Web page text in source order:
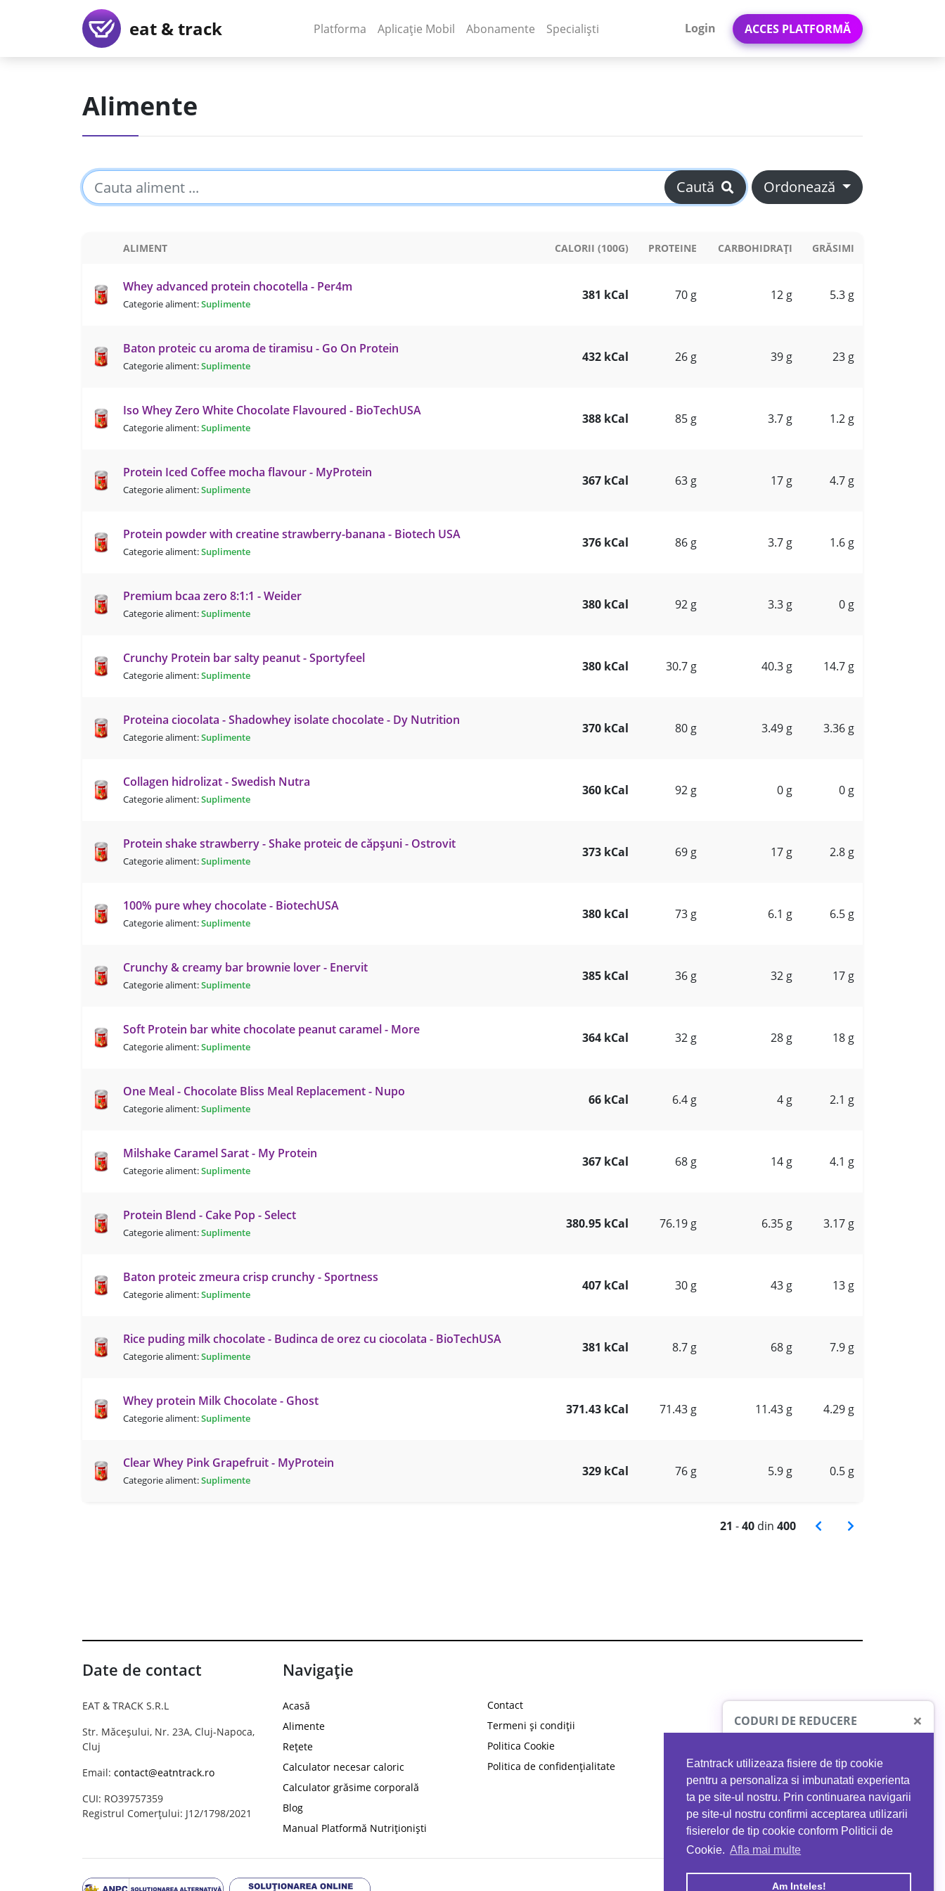
Eatntrack utilizeaza fisiere de tip cookie
pentru a personaliza si imbunatati experienta
ta pe site-ul nostru. Prin continuarea navigarii
pe site-ul nostru confirmi acceptarea utilizarii
fisierelor de tip cookie conform Politicii de
Cookie. Afla mai multe
Am Inteles!
eat & track Platforma (current)
Aplicație Mobil (current)
Abonamente Specialiști Login ACCES PLATFORMĂ
Alimente
Caută Ordonează
ALIMENT CALORII (100G) PROTEINE CARBOHIDRAȚI GRĂSIMI
Whey advanced protein chocotella - Per4m
Categorie aliment:Suplimente
381 kCal 70 g 12 g 5.3 g
Baton proteic cu aroma de tiramisu - Go On Protein
Categorie aliment:Suplimente
432 kCal 26 g 39 g 23 g
Iso Whey Zero White Chocolate Flavoured - BioTechUSA
Categorie aliment:Suplimente
388 kCal 85 g 3.7 g 1.2 g
Protein Iced Coffee mocha flavour - MyProtein
Categorie aliment:Suplimente
367 kCal 63 g 17 g 4.7 g
Protein powder with creatine strawberry-banana - Biotech USA
Categorie aliment:Suplimente
376 kCal 86 g 3.7 g 1.6 g
Premium bcaa zero 8:1:1 - Weider
Categorie aliment:Suplimente
380 kCal 92 g 3.3 g 0 g
Crunchy Protein bar salty peanut - Sportyfeel
Categorie aliment:Suplimente
380 kCal 30.7 g 40.3 g 14.7 g
Proteina ciocolata - Shadowhey isolate chocolate - Dy Nutrition
Categorie aliment:Suplimente
370 kCal 80 g 3.49 g 3.36 g
Collagen hidrolizat - Swedish Nutra
Categorie aliment:Suplimente
360 kCal 92 g 0 g 0 g
Protein shake strawberry - Shake proteic de căpșuni - Ostrovit
Categorie aliment:Suplimente
373 kCal 69 g 17 g 2.8 g
100% pure whey chocolate - BiotechUSA
Categorie aliment:Suplimente
380 kCal 73 g 6.1 g 6.5 g
Crunchy & creamy bar brownie lover - Enervit
Categorie aliment:Suplimente
385 kCal 36 g 32 g 17 g
Soft Protein bar white chocolate peanut caramel - More
Categorie aliment:Suplimente
364 kCal 32 g 28 g 18 g
One Meal - Chocolate Bliss Meal Replacement - Nupo
Categorie aliment:Suplimente
66 kCal 6.4 g 4 g 2.1 g
Milshake Caramel Sarat - My Protein
Categorie aliment:Suplimente
367 kCal 68 g 14 g 4.1 g
Protein Blend - Cake Pop - Select
Categorie aliment:Suplimente
380.95 kCal 76.19 g 6.35 g 3.17 g
Baton proteic zmeura crisp crunchy - Sportness
Categorie aliment:Suplimente
407 kCal 30 g 43 g 13 g
Rice puding milk chocolate - Budinca de orez cu ciocolata - BioTechUSA
Categorie aliment:Suplimente
381 kCal 8.7 g 68 g 7.9 g
Whey protein Milk Chocolate - Ghost
Categorie aliment:Suplimente
371.43 kCal 71.43 g 11.43 g 4.29 g
Clear Whey Pink Grapefruit - MyProtein
Categorie aliment:Suplimente
329 kCal 76 g 5.9 g 0.5 g
21 -40 din 400
Date de contact
EAT & TRACK S.R.L
Str. Măceșului, Nr. 23A, Cluj-Napoca,
Cluj
Email: contact@eatntrack.ro
CUI: RO39757359
Registrul Comerțului: J12/1798/2021
Navigație
Acasă
Alimente
Rețete
Calculator necesar caloric
Calculator grăsime corporală
Blog
Manual Platformă Nutriționiști
Contact
Termeni și condiții
Politica Cookie
Politica de confidențialitate
CODURI DE REDUCERE ×
PROTO41
reducere la orice comandă
EATNTRACK
MYPROTEIN
Ai40%reducere la orice comandă
folosind codul EATTRACK